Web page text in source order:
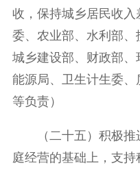
收，保持城乡居民收
委、农业部、水利部
城乡建设部、财政部、
能源局、卫生计生委
等负责）
（二十五）积极
庭经营的基础上，支